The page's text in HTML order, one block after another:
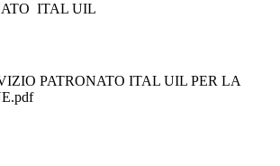
ITAL UIL
PATRONATO ITAL UIL PER LA